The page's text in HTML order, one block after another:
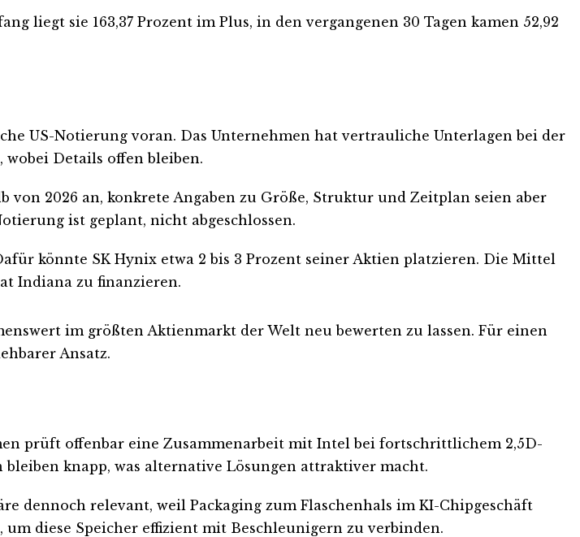
liegt sie 163,37 Prozent im Plus, in den vergangenen 30 Tagen kamen 52,92
US-Notierung voran. Das Unternehmen hat vertrauliche Unterlagen bei der
wobei Details offen bleiben.
2026 an, konkrete Angaben zu Größe, Struktur und Zeitplan seien aber
ist geplant, nicht abgeschlossen.
könnte SK Hynix etwa 2 bis 3 Prozent seiner Aktien platzieren. Die Mittel
Indiana zu finanzieren.
im größten Aktienmarkt der Welt neu bewerten zu lassen. Für einen
Ansatz.
prüft offenbar eine Zusammenarbeit mit Intel bei fortschrittlichem 2,5D-
bleiben knapp, was alternative Lösungen attraktiver macht.
dennoch relevant, weil Packaging zum Flaschenhals im KI-Chipgeschäft
diese Speicher effizient mit Beschleunigern zu verbinden.